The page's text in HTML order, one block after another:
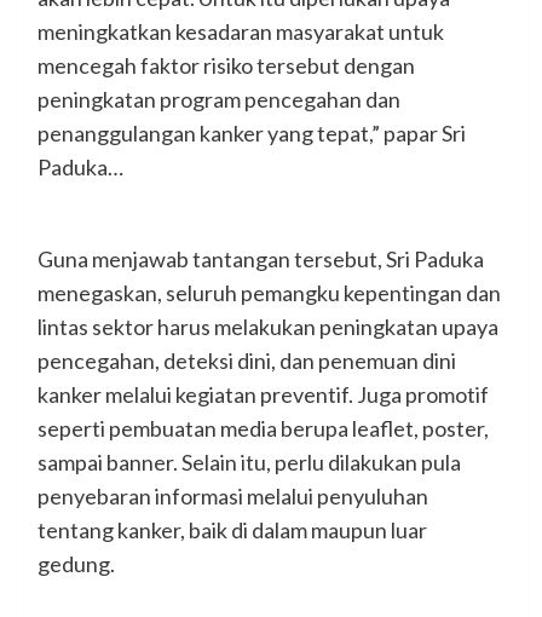
meningkatkan kesadaran masyarakat untuk
mencegah faktor risiko tersebut dengan
peningkatan program pencegahan dan
penanggulangan kanker yang tepat,” papar Sri
Paduka…
Guna menjawab tantangan tersebut, Sri Paduka
menegaskan, seluruh pemangku kepentingan dan
lintas sektor harus melakukan peningkatan upaya
pencegahan, deteksi dini, dan penemuan dini
kanker melalui kegiatan preventif. Juga promotif
seperti pembuatan media berupa leaflet, poster,
sampai banner. Selain itu, perlu dilakukan pula
penyebaran informasi melalui penyuluhan
tentang kanker, baik di dalam maupun luar
gedung.